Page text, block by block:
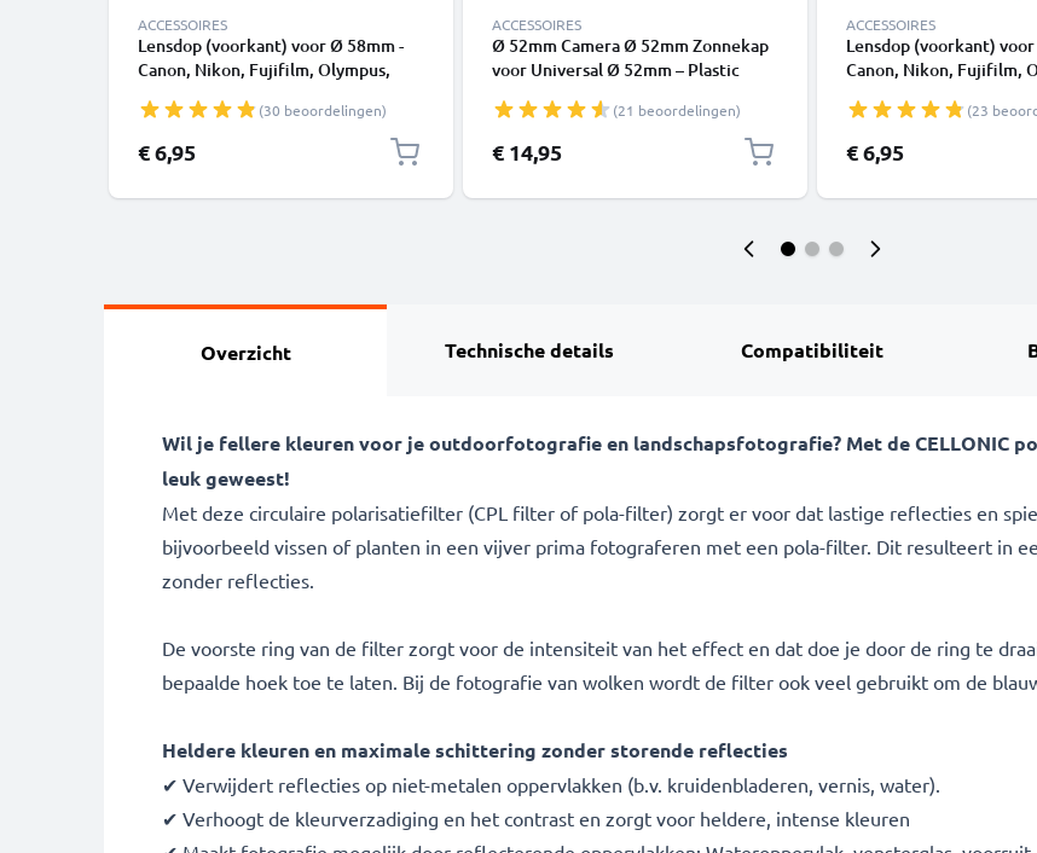
ACCESSOIRES
Lensdop (voorkant) voor Ø 58mm -
Canon, Nikon, Fujifilm, Olympus,
Centrale knijp Dop Cover
Beschermkap
(30 beoordelingen)
€ 6,95
ACCESSOIRES
Ø 52mm Camera Ø 52mm Zonnekap
voor Universal Ø 52mm – Plastic
van CELLONIC
(21 beoordelingen)
€ 14,95
ACCESSOIRES
Lensdop (voorkant)
Canon, Nikon, Fujifilm,
52,LC-N52,CP-52,LC-52),
Centrale knijp Dop Cover
Beschermkap
(23
€ 6,95
Overzicht Technische details Compatibiliteit
Wil je fellere kleuren voor je outdoorfotografie en landschapsfotografie? Met de CELLONIC
leuk geweest!
Met deze circulaire polarisatiefilter (CPL filter of pola-filter) zorgt er voor dat lastige reflecties en
bijvoorbeeld vissen of planten in een vijver prima fotograferen met een pola-filter. Dit resulteert in
zonder reflecties.
De voorste ring van de filter zorgt voor de intensiteit van het effect en dat doe je door de ring te
bepaalde hoek toe te laten. Bij de fotografie van wolken wordt de filter ook veel gebruikt om de
Heldere kleuren en maximale schittering zonder storende reflecties
✔ Verwijdert reflecties op niet-metalen oppervlakken (b.v. kruidenbladeren, vernis, water).
✔ Verhoogt de kleurverzadiging en het contrast en zorgt voor heldere, intense kleuren